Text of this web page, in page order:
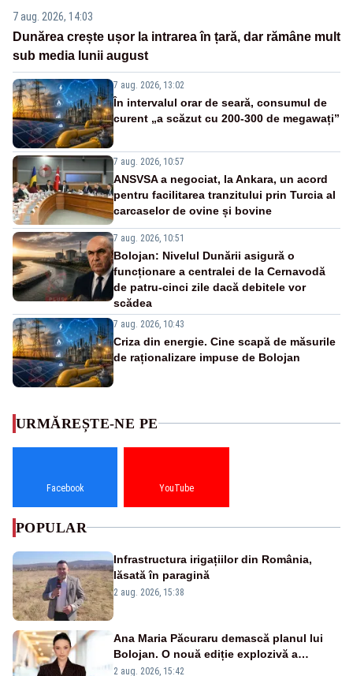
7 aug. 2026, 14:03
Dunărea crește ușor la intrarea în țară, dar rămâne mult
sub media lunii august
7 aug. 2026, 13:02
În intervalul orar de seară, consumul de
curent „a scăzut cu 200-300 de megawați”
7 aug. 2026, 10:57
ANSVSA a negociat, la Ankara, un acord
pentru facilitarea tranzitului prin Turcia al
carcaselor de ovine și bovine
7 aug. 2026, 10:51
Bolojan: Nivelul Dunării asigură o
funcționare a centralei de la Cernavodă
de patru-cinci zile dacă debitele vor
scădea
7 aug. 2026, 10:43
Criza din energie. Cine scapă de măsurile
de raționalizare impuse de Bolojan
URMĂREȘTE-NE PE
Facebook YouTube
POPULAR
Infrastructura irigațiilor din România,
lăsată în paragină
2 aug. 2026, 15:38
Ana Maria Păcuraru demască planul lui
Bolojan. O nouă ediție explozivă a
emisiunii „Miza Zilei” la Realitatea PLUS
2 aug. 2026, 15:42